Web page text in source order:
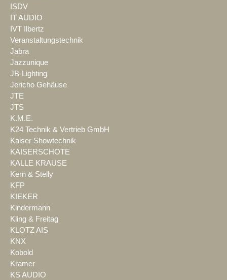
ISDV
IT AUDIO
IVT Ilbertz
Veranstaltungstechnik
Jabra
Jazzunique
JB-Lighting
Jericho Gehäuse
JTE
JTS
K.M.E.
K24 Technik & Vertrieb GmbH
Kaiser Showtechnik
KAISERSCHOTE
KALLE KRAUSE
Kern & Stelly
KFP
KIEKER
Kindermann
Kling & Freitag
KLOTZ AIS
KNX
Kobold
Kramer
KS AUDIO